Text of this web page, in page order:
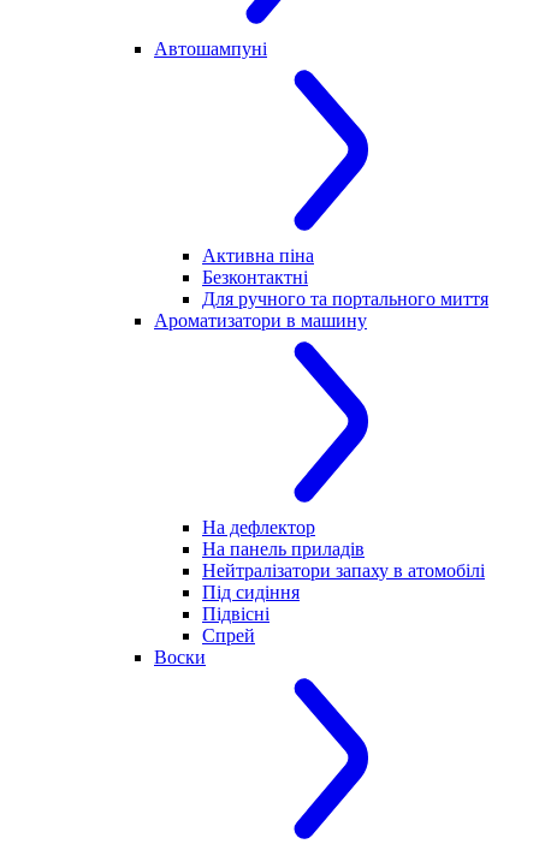
Автошампуні
Активна піна
Безконтактні
Для ручного та портального миття
Ароматизатори в машину
На дефлектор
На панель приладів
Нейтралізатори запаху в атомобілі
Під сидіння
Підвісні
Спрей
Воски